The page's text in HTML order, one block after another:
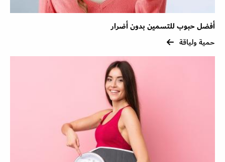
أفضل حبوب للتسمين بدون أضرار
حمية ولياقة